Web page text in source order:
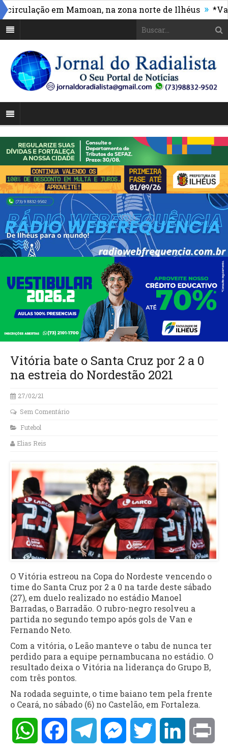
em Mamoan, na zona norte de Ilhéus » *Vasco
Vitória bate o Santa Cruz por 2 a 0
na estreia do Nordestão 2021
27/02/21
Sem Comentário
Futebol
Elias Reis
O Vitória estreou na Copa do Nordeste vencendo o
time do Santa Cruz por 2 a 0 na tarde deste sábado
(27), em duelo realizado no estádio Manoel
Barradas, o Barradão. O rubro-negro resolveu a
partida no segundo tempo após gols de Van e
Fernando Neto.
Com a vitória, o Leão manteve o tabu de nunca ter
perdido para a equipe pernambucana no estádio. O
resultado deixa o Vitória na liderança do Grupo B,
com três pontos.
Na rodada seguinte, o time baiano tem pela frente
o Ceará, no sábado (6) no Castelão, em Fortaleza.
WhatsAppFacebookTelegramMessengerTwitter LinkedIn